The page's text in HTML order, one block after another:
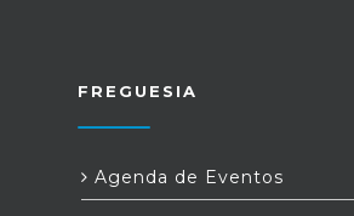
FREGUESIA
Agenda de Eventos